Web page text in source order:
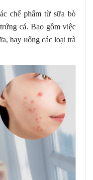
chế phẩm từ sữa bò
cá. Bao gồm việc
hay uống các loại trà